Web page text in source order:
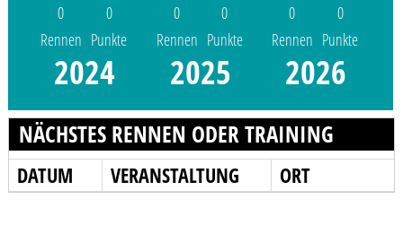
0
Rennen
0
Punkte
2024
0
Rennen
0
Punkte
2025
0
Rennen
0
Punkte
2026
NÄCHSTES RENNEN ODER TRAINING
DATUM VERANSTALTUNG ORT